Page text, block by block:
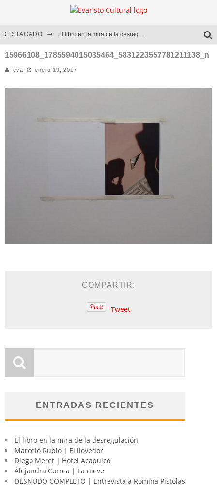
DESTACADO El libro en la mira de la desregulación
Marcelo Rubio | El llovedor
Diego Meret | Hotel Acapulco
15966108_1785594015035464_5831223557781211138_n
eva enero 19, 2017
COMPARTIR:
Tweet
ENTRADAS RECIENTES
El libro en la mira de la desregulación
Marcelo Rubio | El llovedor
Diego Meret | Hotel Acapulco
Alejandra Correa | La nieve
DESNUDO COMPLETO | Entrevista a Romina Pistolas